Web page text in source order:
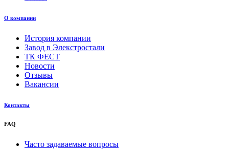
О компании
История компании
Завод в Элекстростали
ТК ФЕСТ
Новости
Отзывы
Вакансии
Контакты
FAQ
Часто задаваемые вопросы